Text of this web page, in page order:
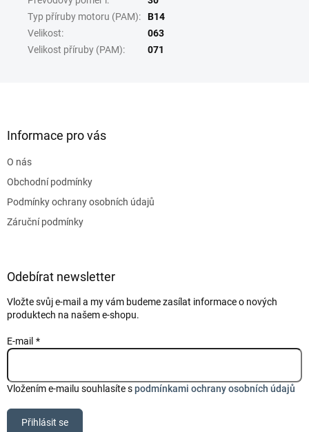
Typ příruby motoru (PAM):
B14
Velikost:
063
Velikost příruby (PAM): 071
Informace pro vás
O nás
Obchodní podmínky
Podmínky ochrany osobních údajů
Záruční podmínky
Odebírat newsletter
Vložte svůj e-mail a my vám budeme zasílat informace o nových
produktech na našem e-shopu.
E-mail
Vložením e-mailu souhlasíte spodmínkami ochrany osobních údajů
Přihlásit se